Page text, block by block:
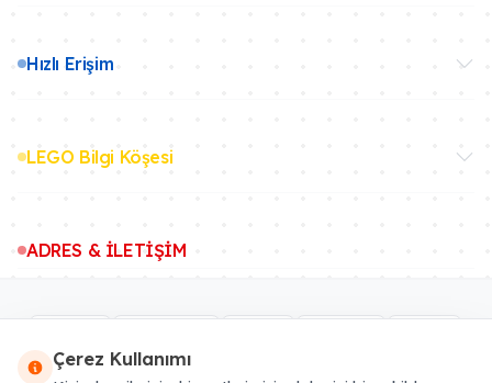
Hızlı Erişim
LEGO Bilgi Köşesi
ADRES & İLETİŞİM
Çerez Kullanımı